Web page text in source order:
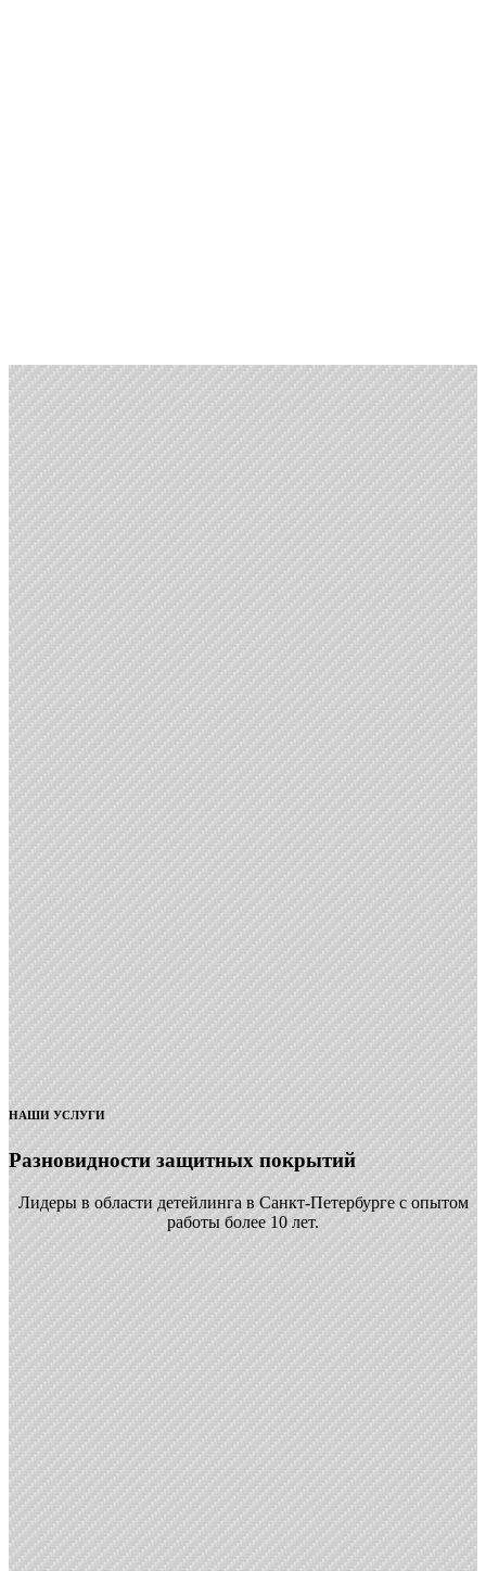
НАШИ УСЛУГИ
Разновидности защитных покрытий
Лидеры в области детейлинга в Санкт-Петербурге с опытом
работы более 10 лет.